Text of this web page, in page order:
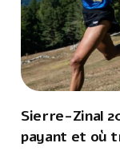
Sierre-Zinal
payant et où